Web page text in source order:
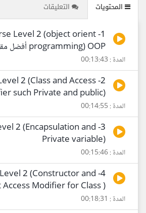
المحتويات التعليقات
Level 2 (object orient
programming) OOP أفضل مقدمه لبدايه جزء
المدة : 00:13:43
2 (Class and Access
such Private and public)
المدة : 00:14:55
2 (Encapsulation and
Private variable)
المدة : 00:15:46
Level 2 (Constructor and
Modifier for Class )
المدة : 00:18:31